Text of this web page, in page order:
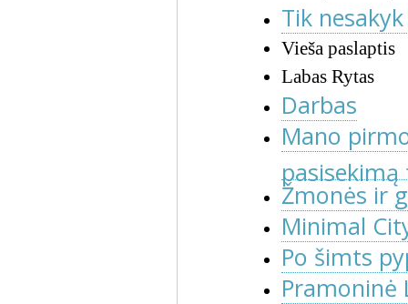
Tik
Vieša paslaptis
Labas Rytas
Darbas
Mano
Žmonės ir
Minimal
Po šimts
Pramoninė